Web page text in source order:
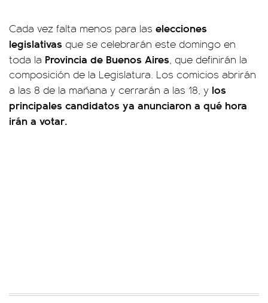
Cada vez falta menos para las elecciones
legislativas que se celebrarán este domingo en
toda la Provincia de Buenos Aires, que definirán la
composición de la Legislatura. Los comicios abrirán
a las 8 de la mañana y cerrarán a las 18, y los
principales candidatos ya anunciaron a qué hora
irán a votar.